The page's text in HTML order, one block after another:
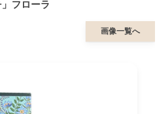
フローラ
画像一覧へ